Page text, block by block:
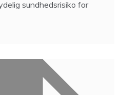
sundhedsrisiko for